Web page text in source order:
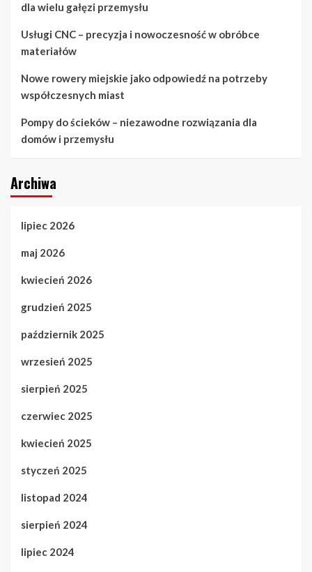
dla wielu gałęzi przemysłu
Usługi CNC – precyzja i nowoczesność w obróbce
materiałów
Nowe rowery miejskie jako odpowiedź na potrzeby
współczesnych miast
Pompy do ścieków – niezawodne rozwiązania dla
domów i przemysłu
Archiwa
lipiec 2026
maj 2026
kwiecień 2026
grudzień 2025
październik 2025
wrzesień 2025
sierpień 2025
czerwiec 2025
kwiecień 2025
styczeń 2025
listopad 2024
sierpień 2024
lipiec 2024